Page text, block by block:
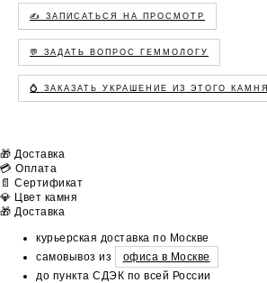
✍️ ЗАПИСАТЬСЯ НА ПРОСМОТР
💬 ЗАДАТЬ ВОПРОС ГЕММОЛОГУ
💍 ЗАКАЗАТЬ УКРАШЕНИЕ ИЗ ЭТОГО КАМНЯ
🎁 Доставка
💳 Оплата
📄 Сертификат
💎 Цвет камня
🎁 Доставка
курьерская доставка по Москве
самовывоз из
офиса в Москве
до пункта СДЭК по всей России